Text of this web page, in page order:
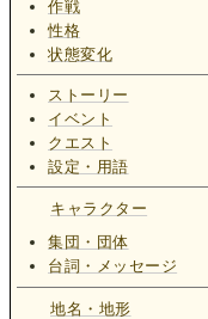
作戦
性格
状態変化
ストーリー
イベント
クエスト
設定・用語
キャラクター
集団・団体
台詞・メッセージ
地名・地形